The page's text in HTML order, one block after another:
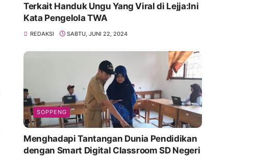
Terkait Handuk Ungu Yang Viral di Lejja:Ini
Kata Pengelola TWA
REDAKSI SABTU, JUNI 22, 2024
SOPPENG
Menghadapi Tantangan Dunia Pendidikan
dengan Smart Digital Classroom SD Negeri